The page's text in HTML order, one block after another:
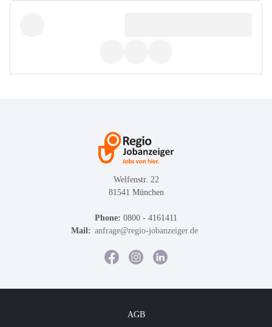
Welfenstr. 22
81541 München
Phone: 0800 - 4161411
Mail: anfrage@regio-jobanzeiger.de
AGB